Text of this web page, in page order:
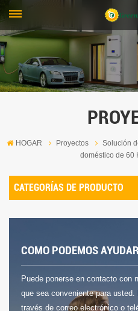
HOGAR Proyectos
Solución
doméstico de 60
CATEGORÍAS DE PRODUCTO
COMO PODEMOS
Puede ponerse en contacto con
que sea conveniente para
través de correo electrónico o